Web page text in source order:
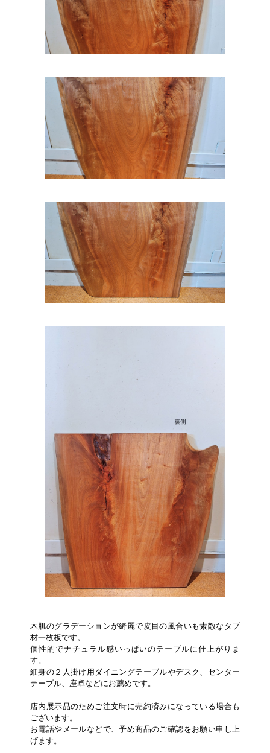
木肌のグラデーションが綺麗で皮目の風合いも素敵なタブ
材一枚板です。
個性的でナチュラル感いっぱいのテーブルに仕上がりま
す。
細身の２人掛け用ダイニングテーブルやデスク、センター
テーブル、座卓などにお薦めです。
店内展示品のためご注文時に売約済みになっている場合も
ございます。
お電話やメールなどで、予め商品のご確認をお願い申し上
げます。